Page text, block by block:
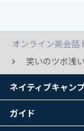
オンライン英会話
笑いのツボ浅
ネイティブキャン
ガイド